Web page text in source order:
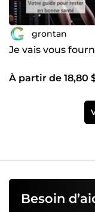
grontan
Je vais vous
À partir de 18,80
Besoin